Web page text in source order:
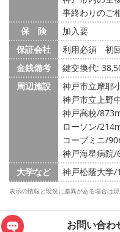
事終わりのご
保 険
加入要
保証会社
利用必須 初
金銭備考
鍵交換代:
周辺施設
神戸市立摩耶
神戸市立上野
神戸高校/
ローソン/
コープミニ/
神戸海星病院/
大学など
神戸松蔭大学
表示の情報と現況に差異がある場合は現
お問い合わ